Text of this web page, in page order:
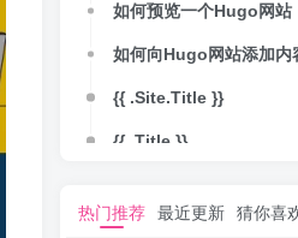
如何预览一个Hugo网站
如何向Hugo网站添加内
{{ .Site.Title }}
{{ .Title }}
如何部署一个Hugo网站
热门推荐 最近更新 猜你喜